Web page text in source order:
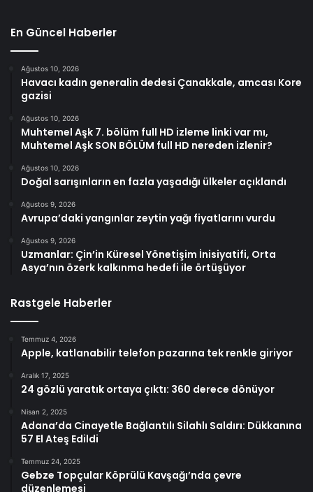
En Güncel Haberler
Ağustos 10, 2026
Havacı kadın generalin dedesi Çanakkale, amcası Kore
gazisi
Ağustos 10, 2026
Muhtemel Aşk 7. bölüm full HD izleme linki var mı,
Muhtemel Aşk SON BÖLÜM full HD nereden izlenir?
Ağustos 10, 2026
Doğal sarışınların en fazla yaşadığı ülkeler açıklandı
Ağustos 9, 2026
Avrupa’daki yangınlar zeytin yağı fiyatlarını vurdu
Ağustos 9, 2026
Uzmanlar: Çin’in Küresel Yönetişim İnisiyatifi, Orta
Asya’nın özerk kalkınma hedefi ile örtüşüyor
Rastgele Haberler
Temmuz 4, 2026
Apple, katlanabilir telefon pazarına tek renkle giriyor
Aralık 17, 2025
24 gözlü yaratık ortaya çıktı: 360 derece dönüyor
Nisan 2, 2025
Adana’da Cinayetle Bağlantılı Silahlı Saldırı: Dükkanına
57 El Ateş Edildi
Temmuz 24, 2025
Gebze Topçular Köprülü Kavşağı’nda çevre
düzenlemesi